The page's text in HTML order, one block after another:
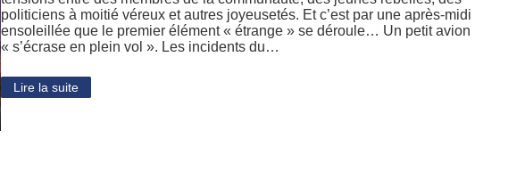
politiciens à moitié véreux et autres joyeusetés. Et c’est par une après-midi
ensoleillée que le premier élément « étrange » se déroule… Un petit avion
« s’écrase en plein vol ». Les incidents du…
Lire la suite